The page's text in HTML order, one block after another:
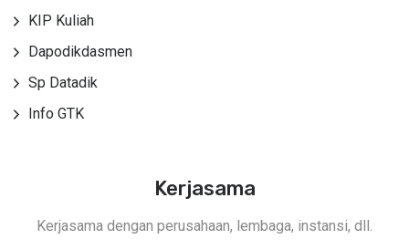
KIP Kuliah
Dapodikdasmen
Sp Datadik
Info GTK
Kerjasama
Kerjasama dengan perusahaan, lembaga, instansi, dll.